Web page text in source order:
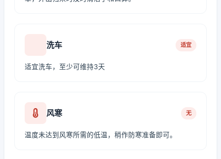
洗车 适宜
适宜洗车，至少可维持3天
风寒 无
温度未达到风寒所需的低温，稍作防寒准备即可。